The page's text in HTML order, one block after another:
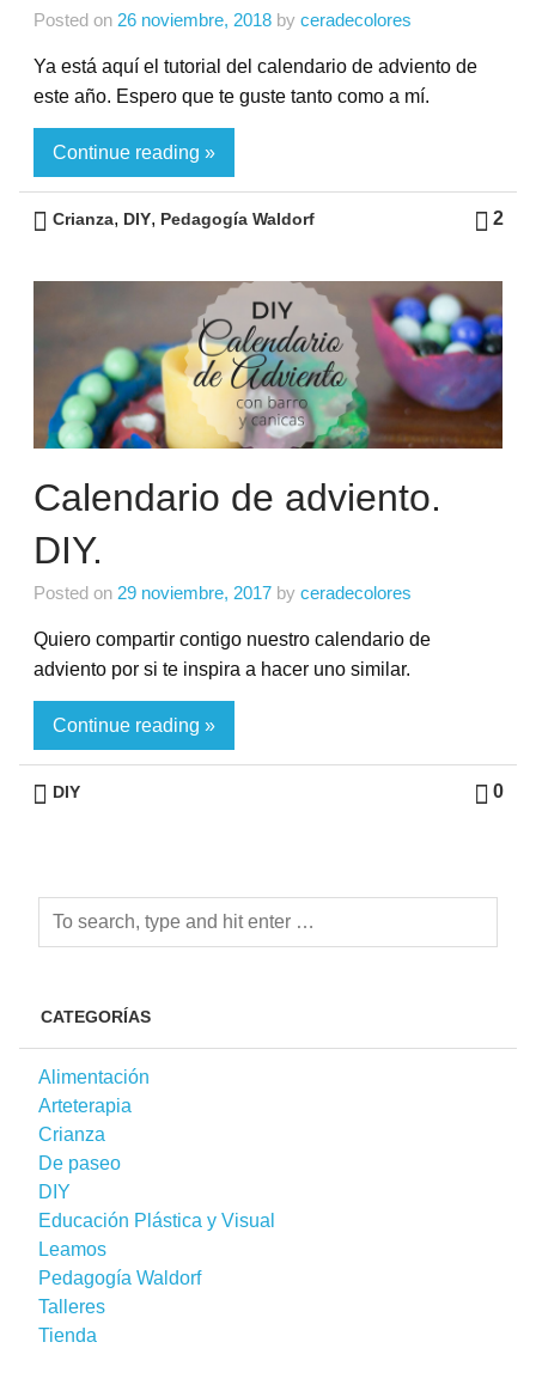
Posted on 26 noviembre, 2018 by ceradecolores
Ya está aquí el tutorial del calendario de adviento de
este año. Espero que te guste tanto como a mí.
Continue reading »
2
Crianza, DIY, Pedagogía Waldorf
Calendario de adviento.
DIY.
Posted on 29 noviembre, 2017 by ceradecolores
Quiero compartir contigo nuestro calendario de
adviento por si te inspira a hacer uno similar.
Continue reading »
0
DIY
CATEGORÍAS
Alimentación
Arteterapia
Crianza
De paseo
DIY
Educación Plástica y Visual
Leamos
Pedagogía Waldorf
Talleres
Tienda